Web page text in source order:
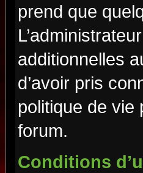
prend que
additionnelles
d’avoir pris
politique de vie
forum.
Conditions